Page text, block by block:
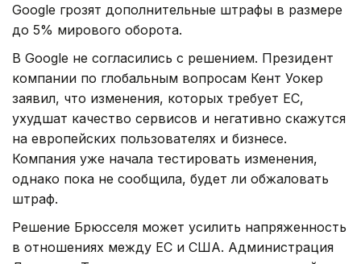
Google грозят дополнительные штрафы в размере
до 5% мирового оборота.
В Google не согласились с решением. Президент
компании по глобальным вопросам Кент Уокер
заявил, что изменения, которых требует ЕС,
ухудшат качество сервисов и негативно скажутся
на европейских пользователях и бизнесе.
Компания уже начала тестировать изменения,
однако пока не сообщила, будет ли обжаловать
штраф.
Решение Брюсселя может усилить напряженность
в отношениях между ЕС и США. Администрация